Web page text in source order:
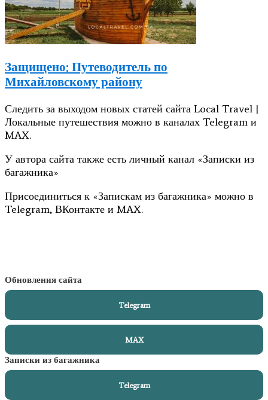
Защищено: Путеводитель по
Михайловскому району
Следить за выходом новых статей сайта Local Travel |
Локальные путешествия можно в каналах Telegram и
MAX.
У автора сайта также есть личный канал «Записки из
багажника»
Присоединиться к «Запискам из багажника» можно в
Telegram, ВКонтакте и MAX.
Обновления сайта
Telegram
MAX
Записки из багажника
Telegram